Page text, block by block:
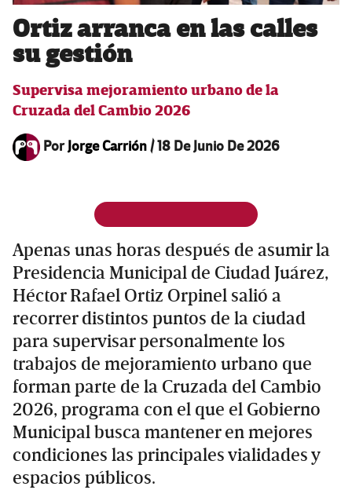
Ortiz arranca en las calles
su gestión
Supervisa mejoramiento urbano de la
Cruzada del Cambio 2026
PorJorge Carrión/18 De Junio De 2026
Apenas unas horas después de asumir la
Presidencia Municipal de Ciudad Juárez,
Héctor Rafael Ortiz Orpinel salió a
recorrer distintos puntos de la ciudad
para supervisar personalmente los
trabajos de mejoramiento urbano que
forman parte de la Cruzada del Cambio
2026, programa con el que el Gobierno
Municipal busca mantener en mejores
condiciones las principales vialidades y
espacios públicos.